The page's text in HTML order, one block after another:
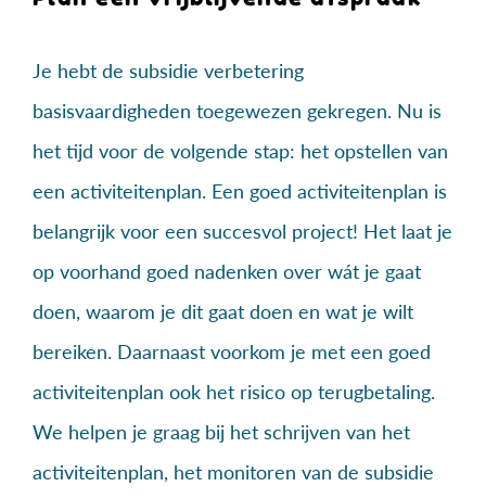
Je hebt de subsidie verbetering
basisvaardigheden toegewezen gekregen. Nu is
het tijd voor de volgende stap: het opstellen van
een activiteitenplan. Een goed activiteitenplan is
belangrijk voor een succesvol project! Het laat je
op voorhand goed nadenken over wát je gaat
doen, waarom je dit gaat doen en wat je wilt
bereiken. Daarnaast voorkom je met een goed
activiteitenplan ook het risico op terugbetaling.
We helpen je graag bij het schrijven van het
activiteitenplan, het monitoren van de subsidie